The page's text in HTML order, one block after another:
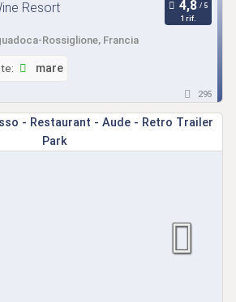
Resort
1 rif.
Rossiglione, Francia
mare
295